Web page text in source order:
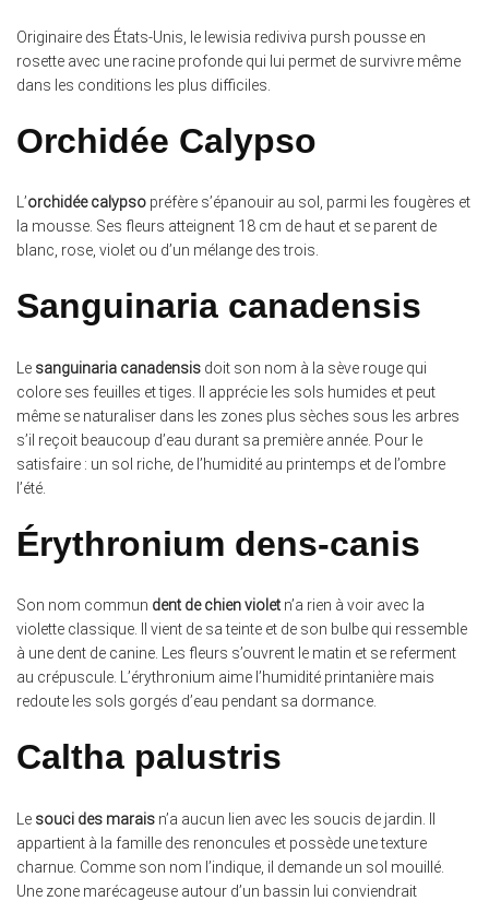
Originaire des États-Unis, le lewisia rediviva pursh pousse en
rosette avec une racine profonde qui lui permet de survivre même
dans les conditions les plus difficiles.
Orchidée Calypso
L’orchidée calypso préfère s’épanouir au sol, parmi les fougères et
la mousse. Ses fleurs atteignent 18 cm de haut et se parent de
blanc, rose, violet ou d’un mélange des trois.
Sanguinaria canadensis
Le sanguinaria canadensis doit son nom à la sève rouge qui
colore ses feuilles et tiges. Il apprécie les sols humides et peut
même se naturaliser dans les zones plus sèches sous les arbres
s’il reçoit beaucoup d’eau durant sa première année. Pour le
satisfaire : un sol riche, de l’humidité au printemps et de l’ombre
l’été.
Érythronium dens-canis
Son nom commun dent de chien violet n’a rien à voir avec la
violette classique. Il vient de sa teinte et de son bulbe qui ressemble
à une dent de canine. Les fleurs s’ouvrent le matin et se referment
au crépuscule. L’érythronium aime l’humidité printanière mais
redoute les sols gorgés d’eau pendant sa dormance.
Caltha palustris
Le souci des marais n’a aucun lien avec les soucis de jardin. Il
appartient à la famille des renoncules et possède une texture
charnue. Comme son nom l’indique, il demande un sol mouillé.
Une zone marécageuse autour d’un bassin lui conviendrait